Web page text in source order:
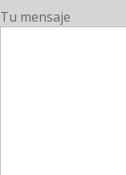
Tu mensaje